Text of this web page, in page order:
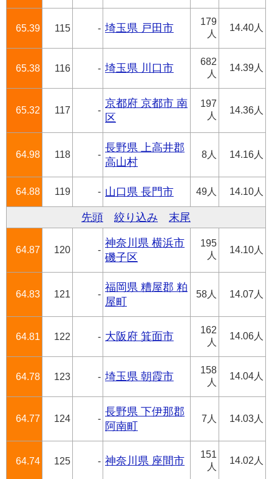
65.39 115 - 埼玉県 戸田市
179
人
14.40人
65.38 116 - 埼玉県 川口市
682
人
14.39人
65.32 117 -
京都府 京都市 南
区
197
人
14.36人
64.98 118 -
長野県 上高井郡
高山村
8人 14.16人
64.88 119 - 山口県 長門市 49人 14.10人
先頭 絞り込み 末尾
64.87 120 -
神奈川県 横浜市
磯子区
195
人
14.10人
64.83 121 -
福岡県 糟屋郡 粕
屋町
58人 14.07人
64.81 122 - 大阪府 箕面市
162
人
14.06人
64.78 123 - 埼玉県 朝霞市
158
人
14.04人
64.77 124 -
長野県 下伊那郡
阿南町
7人 14.03人
64.74 125 - 神奈川県 座間市
151
人
14.02人